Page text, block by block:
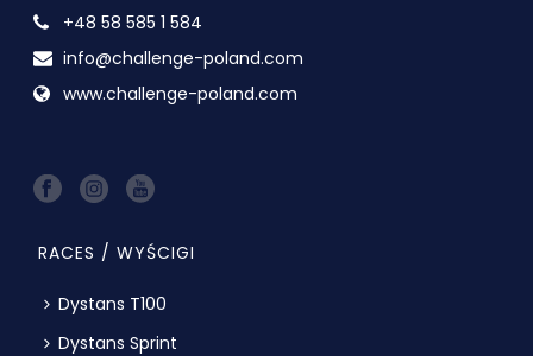
+48 58 585 1 584
info@challenge-poland.com
www.challenge-poland.com
RACES / WYŚCIGI
Dystans T100
Dystans Sprint